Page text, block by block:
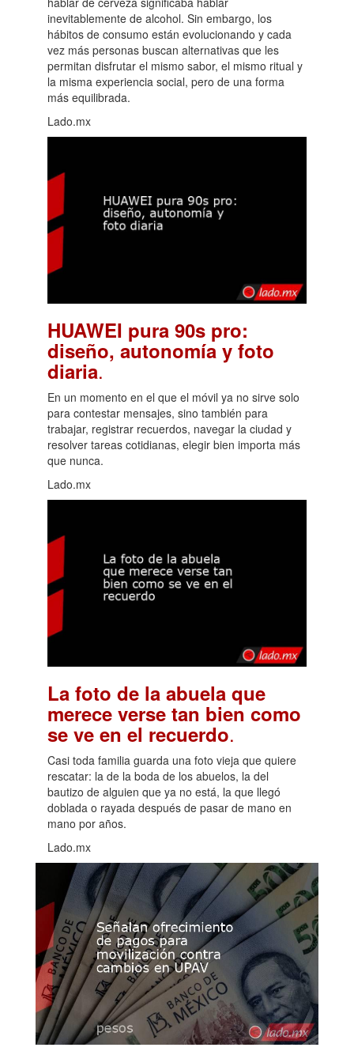
inevitablemente de alcohol. Sin embargo, los
hábitos de consumo están evolucionando y cada
vez más personas buscan alternativas que les
permitan disfrutar el mismo sabor, el mismo ritual y
la misma experiencia social, pero de una forma
más equilibrada.
Lado.mx
HUAWEI pura 90s pro:
diseño, autonomía y foto
diaria.
En un momento en el que el móvil ya no sirve solo
para contestar mensajes, sino también para
trabajar, registrar recuerdos, navegar la ciudad y
resolver tareas cotidianas, elegir bien importa más
que nunca.
Lado.mx
La foto de la abuela que
merece verse tan bien como
se ve en el recuerdo.
Casi toda familia guarda una foto vieja que quiere
rescatar: la de la boda de los abuelos, la del
bautizo de alguien que ya no está, la que llegó
doblada o rayada después de pasar de mano en
mano por años.
Lado.mx